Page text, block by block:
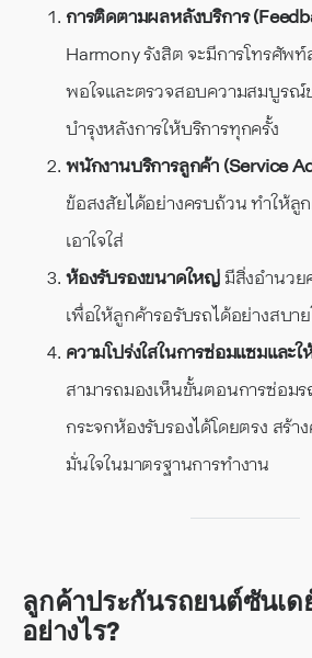
การติดตามผลหลังบริการ
Harmony รังสิต จะมีการโทรศัพ
พอใจและตรวจสอบความสมบูร
บำรุงหลังการให้บริการทุกครั้ง
พนักงานบริการลูกค้า (Service
ข้อสงสัยได้อย่างครบถ้วน ทำให้ลู
เอาใจใส่
ห้องรับรองขนาดใหญ่มีสิ่งอำนวย
เพื่อให้ลูกค้ารอรับรถได้อย่างสบาย
ความโปร่งใสในการซ่อมแซมและใ
สามารถมองเห็นขั้นตอนการซ่อม
กระจกห้องรับรองได้โดยตรง สร้า
มั่นใจในมาตรฐานการทำงาน
ลูกค้าประกันรถยนต์ซันเด
อย่างไร?